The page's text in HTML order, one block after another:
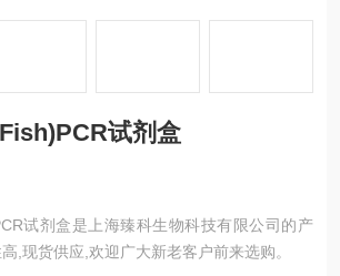
试剂盒
试剂盒是上海臻科生物科技有限公司的产
,现货供应,欢迎广大新老客户前来选购。